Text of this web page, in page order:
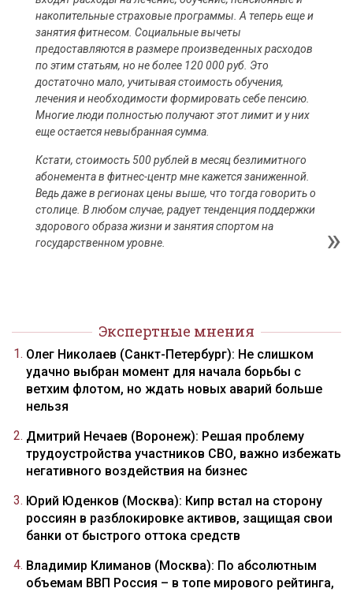
накопительные страховые программы. А теперь еще и
занятия фитнесом. Социальные вычеты
предоставляются в размере произведенных расходов
по этим статьям, но не более 120 000 руб. Это
достаточно мало, учитывая стоимость обучения,
лечения и необходимости формировать себе пенсию.
Многие люди полностью получают этот лимит и у них
еще остается невыбранная сумма.
Кстати, стоимость 500 рублей в месяц безлимитного
абонемента в фитнес-центр мне кажется заниженной.
Ведь даже в регионах цены выше, что тогда говорить о
столице. В любом случае, радует тенденция поддержки
здорового образа жизни и занятия спортом на
государственном уровне.
Экспертные мнения
Олег Николаев (Санкт-Петербург): Не слишком
удачно выбран момент для начала борьбы с
ветхим флотом, но ждать новых аварий больше
нельзя
Дмитрий Нечаев (Воронеж): Решая проблему
трудоустройства участников СВО, важно избежать
негативного воздействия на бизнес
Юрий Юденков (Москва): Кипр встал на сторону
россиян в разблокировке активов, защищая свои
банки от быстрого оттока средств
Владимир Климанов (Москва): По абсолютным
объемам ВВП Россия – в топе мирового рейтинга,